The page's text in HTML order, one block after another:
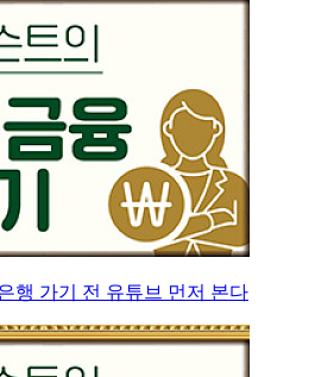
행 가기 전 유튜브 먼저 본다